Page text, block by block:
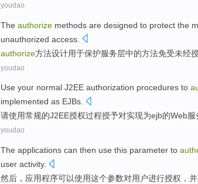
youdao
The authorize methods are designed to protect the
unauthorized access
authorize方法设计用于保护服务层中的方法免受未经
youdao
Use your normal J2EE authorization procedures to
implemented as EJBs.
请使用常规的J2EE授权过程授予对实现为ejb的Web服
youdao
The applications can then use this parameter to
user activity.
然后 ， 应用程序可以使用这个参数对用户进行授权 ， 并